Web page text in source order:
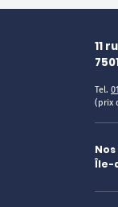
11
Tel.
(prix
Île-